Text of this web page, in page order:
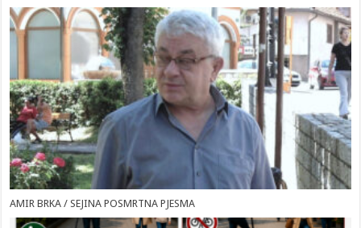
AMIR BRKA / SEJINA POSMRTNA PJESMA